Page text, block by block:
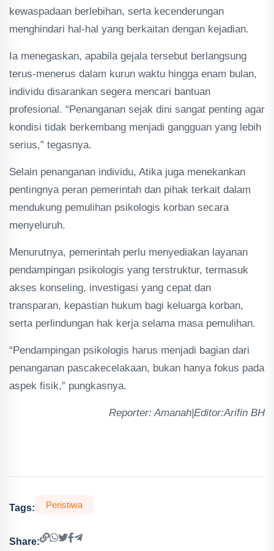
kewaspadaan berlebihan, serta kecenderungan
menghindari hal-hal yang berkaitan dengan kejadian.
Ia menegaskan, apabila gejala tersebut berlangsung
terus-menerus dalam kurun waktu hingga enam bulan,
individu disarankan segera mencari bantuan
profesional. “Penanganan sejak dini sangat penting agar
kondisi tidak berkembang menjadi gangguan yang lebih
serius,” tegasnya.
Selain penanganan individu, Atika juga menekankan
pentingnya peran pemerintah dan pihak terkait dalam
mendukung pemulihan psikologis korban secara
menyeluruh.
Menurutnya, pemerintah perlu menyediakan layanan
pendampingan psikologis yang terstruktur, termasuk
akses konseling, investigasi yang cepat dan
transparan, kepastian hukum bagi keluarga korban,
serta perlindungan hak kerja selama masa pemulihan.
“Pendampingan psikologis harus menjadi bagian dari
penanganan pascakecelakaan, bukan hanya fokus pada
aspek fisik,” pungkasnya.
Reporter: Amanah|Editor:Arifin BH
Tags: Peristiwa
Share: